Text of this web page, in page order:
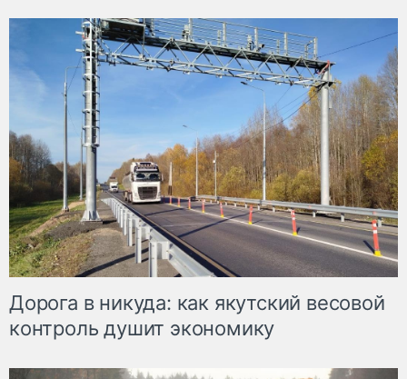
Дорога в никуда: как якутский весовой
контроль душит экономику